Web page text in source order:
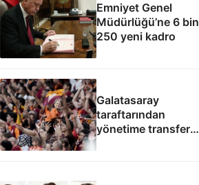
Emniyet Genel
Müdürlüğü’ne 6 bin
250 yeni kadro
Galatasaray
taraftarından
yönetime transfer
protestosu